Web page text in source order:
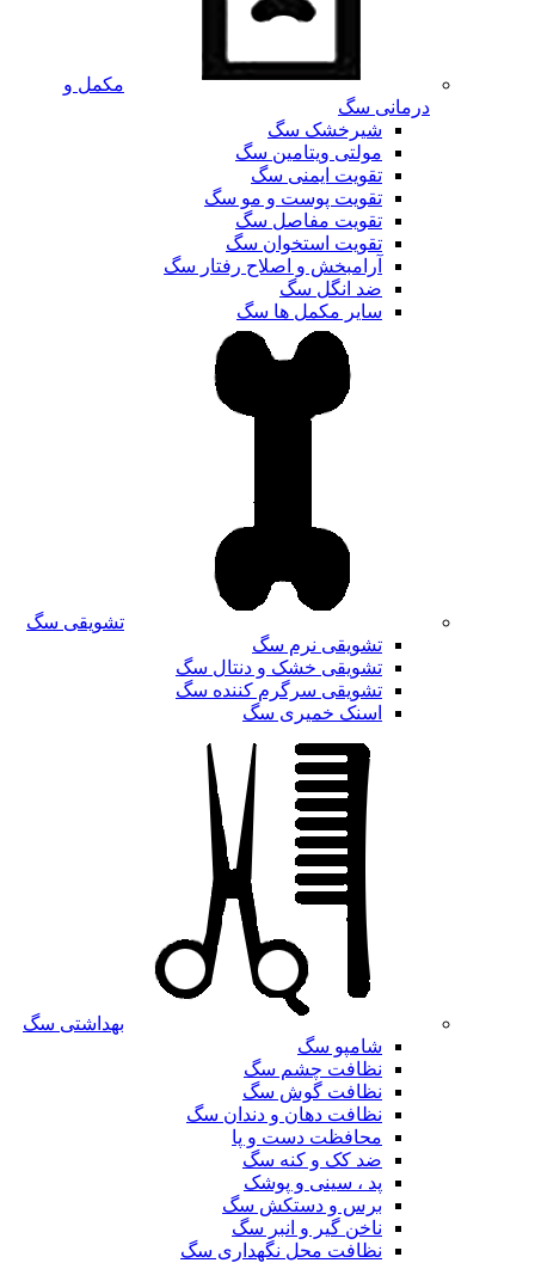
مکمل و
درمانی سگ
شیرخشک سگ
مولتی ویتامین سگ
تقویت ایمنی سگ
تقویت پوست و مو سگ
تقویت مفاصل سگ
تقویت استخوان سگ
آرامبخش و اصلاح رفتار سگ
ضد انگل سگ
سایر مکمل ها سگ
تشویقی سگ
تشویقی نرم سگ
تشویقی خشک و دنتال سگ
تشویقی سرگرم کننده سگ
اسنک خمیری سگ
بهداشتی سگ
شامپو سگ
نظافت چشم سگ
نظافت گوش سگ
نظافت دهان و دندان سگ
محافظت دست و پا
ضد کک و کنه سگ
پد ، سینی و پوشک
برس و دستکش سگ
ناخن گیر و انبر سگ
نظافت محل نگهداری سگ